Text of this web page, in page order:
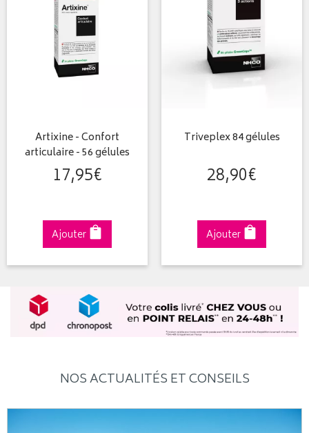
Artixine - Confort
articulaire - 56 gélules
17,95€
Ajouter
Triveplex 84 gélules
28,90€
Ajouter
NOS ACTUALITÉS ET CONSEILS